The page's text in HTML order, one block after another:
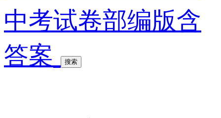
中考试卷部编版含
答案
搜索